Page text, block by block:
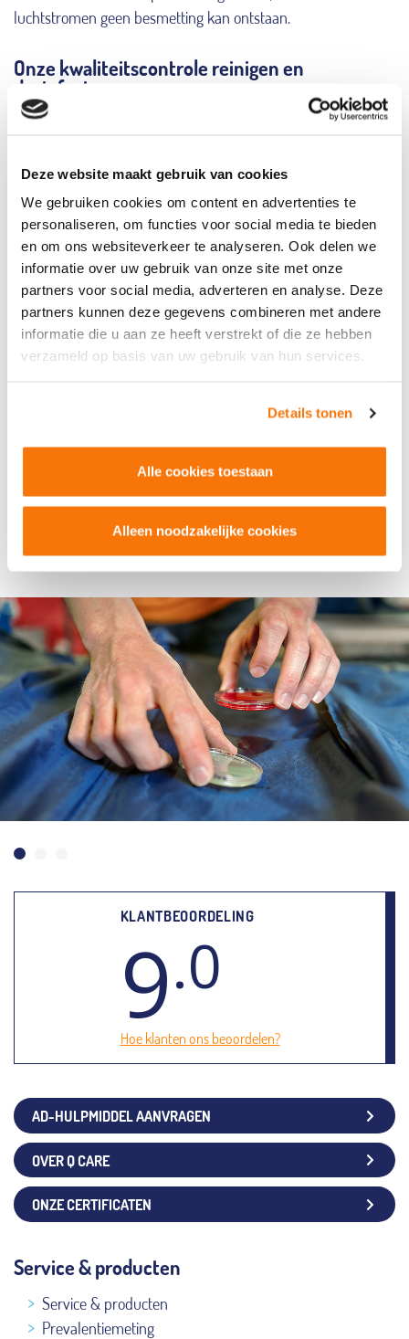
Deze website maakt gebruik van cookies
We gebruiken cookies om content en advertenties te
personaliseren, om functies voor social media te bieden
en om ons websiteverkeer te analyseren. Ook delen we
informatie over uw gebruik van onze site met onze
partners voor social media, adverteren en analyse. Deze
partners kunnen deze gegevens combineren met andere
informatie die u aan ze heeft verstrekt of die ze hebben
verzameld op basis van uw gebruik van hun services.
Details tonen
Alle cookies toestaan
Alleen noodzakelijke cookies
luchtstromen geen besmetting kan ontstaan.
Onze kwaliteitscontrole reinigen en
desinfecteren
desinfectieproces wordt gestart, worden de systemen getest
op de aanwezigheid en hoeveelheid van diverse micro-
organismen. Deze worden op kweek gezet. Na het reinigings-
en desinfectieproces wordt er wederom op kweek gezet en
getest op de aanwezigheid van micro-organismen. We
vergelijken deze resultaten met elkaar, zodat we kunnen
garanderen dat daadwerkelijk alle bacteriën zijn afgedood.
Zo garanderen wij dat alle hulpmiddelen in goede staat op
het afleveradres aankomen. Hierin maken wij wederom
onderscheid tussen het vervoeren van schone hulpmiddelen
en verontreinigde hulpmiddelen.
KLANTBEOORDELING
9.0
Hoe klanten ons beoordelen?
AD-HULPMIDDEL AANVRAGEN
OVER Q CARE
ONZE CERTIFICATEN
Service & producten
Service & producten
Prevalentiemeting